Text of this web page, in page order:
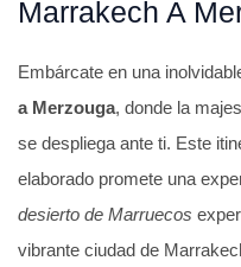
Marrakech A
Embárcate en una
a Merzouga, donde la
se despliega ante ti. Este
elaborado promete una
desierto de Marruecos
vibrante ciudad de